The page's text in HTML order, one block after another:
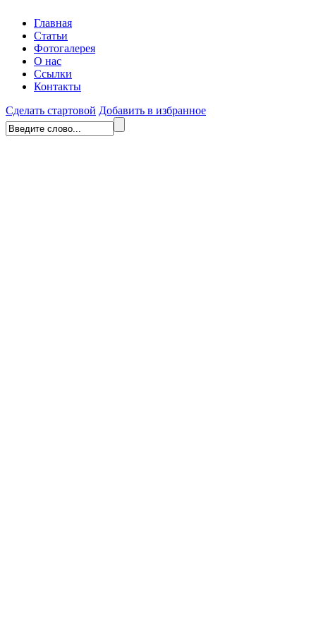
Главная
Статьи
Фотогалерея
О нас
Ссылки
Контакты
Сделать стартовой Добавить в избранное